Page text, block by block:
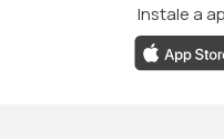
Instale a